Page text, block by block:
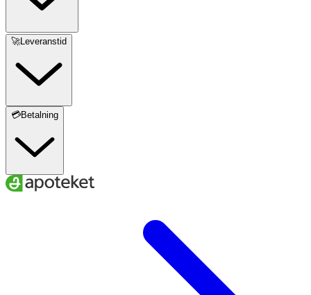
🚀Leveranstid
💳Betalning